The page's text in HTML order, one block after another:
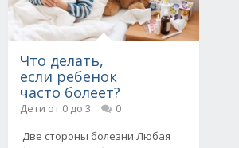
Что делать,
если ребенок
часто болеет?
Дети от 0 до 3
0
Две стороны болезни Любая